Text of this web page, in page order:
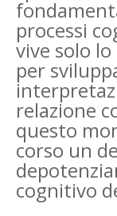
processi
vive solo
per
relazione
questo
corso un
cognitivo